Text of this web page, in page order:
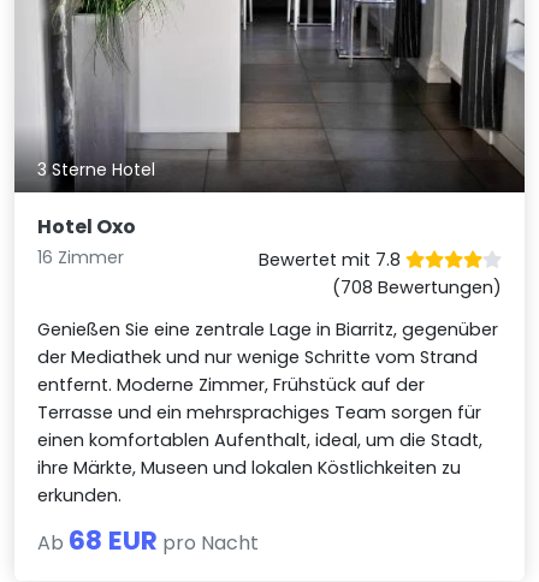
3 Sterne Hotel
Hotel Oxo
16 Zimmer
Bewertet mit 7.8
(708 Bewertungen)
Genießen Sie eine zentrale Lage in Biarritz, gegenüber
der Mediathek und nur wenige Schritte vom Strand
entfernt. Moderne Zimmer, Frühstück auf der
Terrasse und ein mehrsprachiges Team sorgen für
einen komfortablen Aufenthalt, ideal, um die Stadt,
ihre Märkte, Museen und lokalen Köstlichkeiten zu
erkunden.
Ab 68 EUR pro Nacht